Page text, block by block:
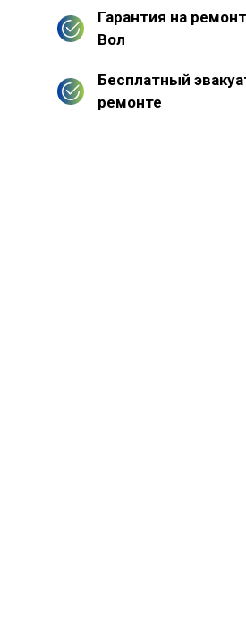
Гарантия на
Вол
Бесплатный
ремонте